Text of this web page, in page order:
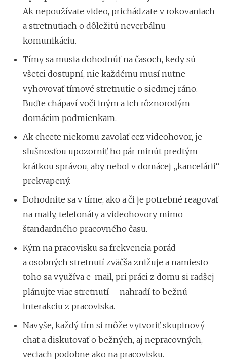
Ak nepoužívate video, prichádzate v rokovaniach
a stretnutiach o dôležitú neverbálnu
komunikáciu.
Tímy sa musia dohodnúť na časoch, kedy sú
všetci dostupní, nie každému musí nutne
vyhovovať tímové stretnutie o siedmej ráno.
Buďte chápaví voči iným a ich rôznorodým
domácim podmienkam.
Ak chcete niekomu zavolať cez videohovor, je
slušnosťou upozorniť ho pár minút predtým
krátkou správou, aby nebol v domácej „kancelárii“
prekvapený.
Dohodnite sa v tíme, ako a či je potrebné reagovať
na maily, telefonáty a videohovory mimo
štandardného pracovného času.
Kým na pracovisku sa frekvencia porád
a osobných stretnutí zväčša znižuje a namiesto
toho sa využíva e-mail, pri práci z domu si radšej
plánujte viac stretnutí – nahradí to bežnú
interakciu z pracoviska.
Navyše, každý tím si môže vytvoriť skupinový
chat a diskutovať o bežných, aj nepracovných,
veciach podobne ako na pracovisku.